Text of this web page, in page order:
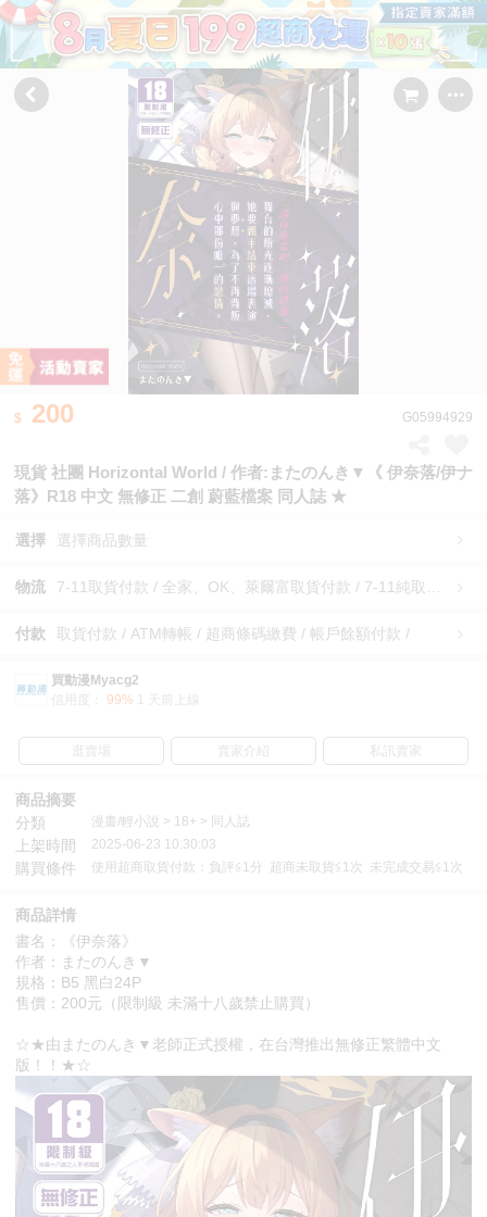
200 G05994929
現貨 社團 Horizontal World / 作者:またのんき▼《 伊奈落/伊ナ
落》R18 中文 無修正 二創 蔚藍檔案 同人誌 ★
選擇 選擇商品數量
物流
付款 取貨付款 / ATM轉帳 / 超商條碼繳費 / 帳戶餘額付款 /
買動漫Myacg2
信用度：
99% 1 天前上線
逛賣場 賣家介紹 私訊賣家
商品摘要
分類
漫畫/輕小說 > 18+ > 同人誌
上架時間 2025-06-23 10:30:03
購買條件 使用超商取貨付款：負評≦1分 超商未取貨≦1次 未完成交易≦1次
商品詳情
書名：《伊奈落》
作者：またのんき▼
規格：B5 黑白24P
售價：200元（限制級 未滿十八歲禁止購買）
☆★由またのんき▼老師正式授權，在台灣推出無修正繁體中文
版！！★☆